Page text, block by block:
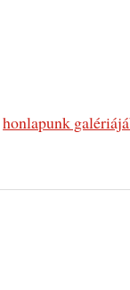
honlapunk